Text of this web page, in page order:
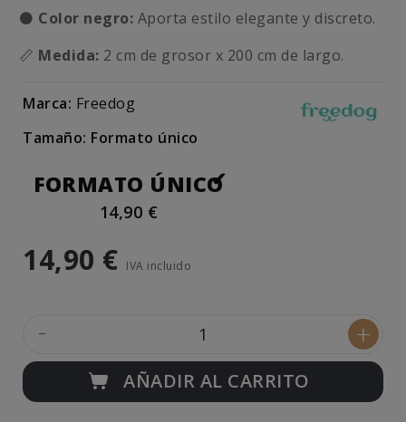
⚫ Color negro: Aporta estilo elegante y discreto.
📏 Medida: 2 cm de grosor x 200 cm de largo.
Marca: Freedog
Tamaño: Formato único
FORMATO ÚNICO
14,90 €
14,90 € IVA incluido
- +
AÑADIR AL CARRITO